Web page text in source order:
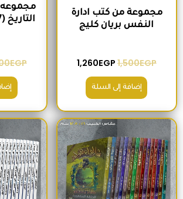
مجموعة من كتب ادارة
النفس بريان كليج
1,500EGP
1,260EGP
إضافة إلى السلة
EGP
السعر الأصلي هو: 680EGP.السعر الحالي هو: 575EGP.